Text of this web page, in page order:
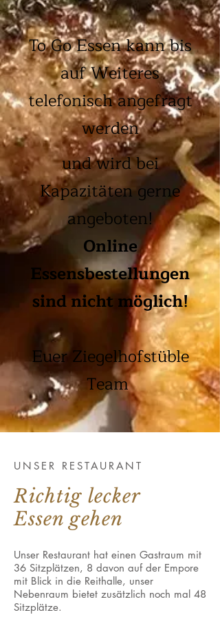
To Go Essen kann bis
auf Weiteres
telefonisch angefragt
werden
und wird bei
Kapazitäten gerne
angeboten!
Online
Essensbestellungen
sind nicht möglich!
Euer Ziegelhofstüble
Team
UNSER RESTAURANT
Richtig lecker
Essen gehen
Unser Restaurant hat einen Gastraum mit
36 Sitzplätzen, 8 davon auf der Empore
mit Blick in die Reithalle, unser
Nebenraum bietet zusätzlich noch mal 48
Sitzplätze.